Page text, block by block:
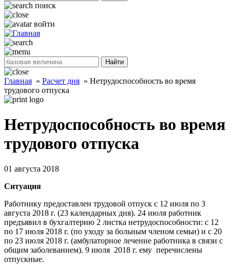
поиск
войти
Найти
Главная » Расчет дня » Нетрудоспособность во время
трудового отпуска
Нетрудоспособность во время
трудового отпуска
01 августа 2018
Ситуация
Работнику предоставлен трудовой отпуск с 12 июля по 3
августа 2018 г. (23 календарных дня). 24 июля работник
предъявил в бухгалтерию 2 листка нетрудоспособности: с 12
по 17 июля 2018 г. (по уходу за больным членом семьи) и с 20
по 23 июля 2018 г. (амбулаторное лечение работника в связи с
общим заболеванием). 9 июля 2018 г. ему перечислены
отпускные.